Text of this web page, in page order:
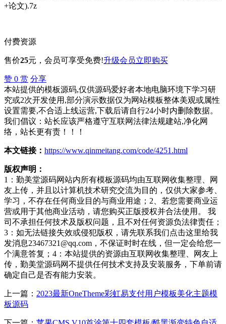
+论文).7z
付费资源
售价25元 ，会员可享受免费!升级会员立即购买
赞 0 赏 分享
本站提供的模板源码,仅供源码爱好者本地电脑环境下学习研
究或2次开发使用,部分演示数据仅为网站模板整体美观或属性
设置需要,不合适上线运营,下载后请自行24小时内删除数据。
我们倡议：站长应该严格遵守互联网法律法规建站,净化网
络，站长更有责！！！
本文链接： https://www.qinmeitang.com/code/4251.html
版权声明：
1：勤美堂源码网站内所有模板源码均由互联网收集整理、网
友上传，并且以计算机技术研究交流为目的，仅供大家参考、
学习，不存在任何商业目的与商业用途；2、若您需要商业运
营或用于其他商业活动，请您购买正版授权并合法使用。 我
司不承担任何技术及版权问题，且不对任何资源负法律责任；
3：如无法链接失效或侵犯版权，请先联系我们点击这里给我
发消息23467321@qq.com，不保证时时在线，但一定会给您一
个满意答复；4：本站提供的资源由互联网收集整理、网友上
传，勤美堂源码网不提供任何技术支持及安装服务，下单前请
确定自己是否有能力安装。
上一篇： 2023最新OneTheme彩虹易支付用户模板美化主题模
板源码